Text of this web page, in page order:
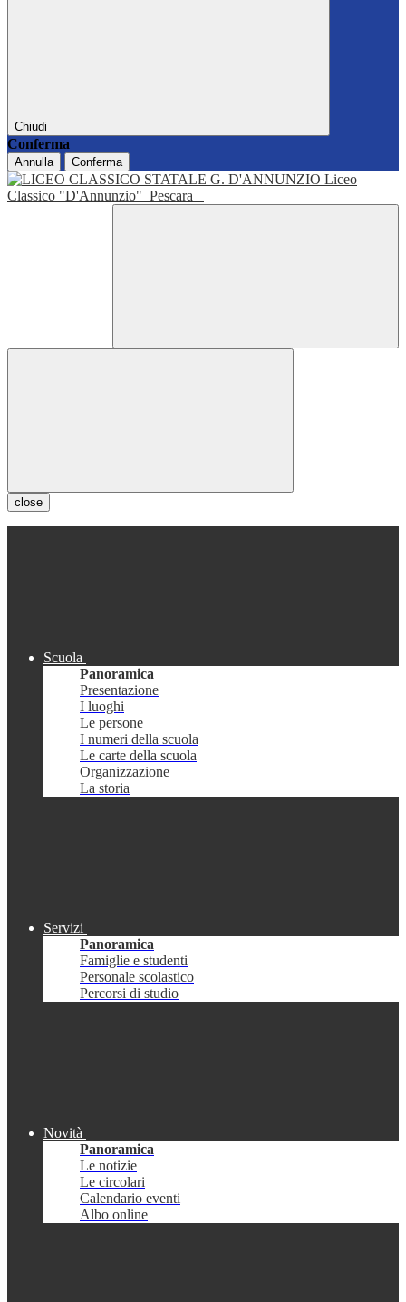
Chiudi
Conferma
Annulla Conferma
Liceo
Classico "D'Annunzio" Pescara
close
Scuola
Panoramica
Presentazione
I luoghi
Le persone
I numeri della scuola
Le carte della scuola
Organizzazione
La storia
Servizi
Panoramica
Famiglie e studenti
Personale scolastico
Percorsi di studio
Novità
Panoramica
Le notizie
Le circolari
Calendario eventi
Albo online